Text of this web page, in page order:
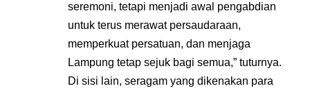
seremoni, tetapi menjadi awal pengabdian
untuk terus merawat persaudaraan,
memperkuat persatuan, dan menjaga
Lampung tetap sejuk bagi semua,” tuturnya.
Di sisi lain, seragam yang dikenakan para